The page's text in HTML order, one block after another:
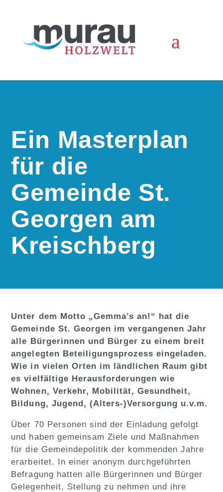
Ein Masterplan
für die
Gemeinde St.
Georgen am
Kreischberg
Unter dem Motto „Gemma’s an!“ hat die
Gemeinde St. Georgen im vergangenen Jahr
alle Bürgerinnen und Bürger zu einem breit
angelegten Beteiligungsprozess eingeladen.
Wie in vielen Orten im ländlichen Raum gibt
es vielfältige Herausforderungen wie
Wohnen, Verkehr, Mobilität, Gesundheit,
Bildung, Jugend, (Alters-)Versorgung u.v.m.
Über 70 Personen sind der Einladung gefolgt
und haben gemeinsam Ziele und Maßnahmen
für die Gemeindepolitik der kommenden Jahre
erarbeitet. In einer anonym durchgeführten
Befragung hatten alle Bürgerinnen und Bürger
Gelegenheit, Stellung zu nehmen und ihre